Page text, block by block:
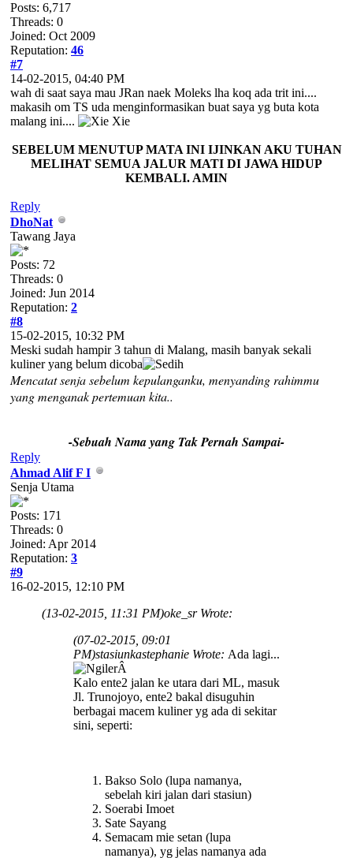
Posts: 6,717
Threads: 0
Joined: Oct 2009
Reputation: 46
#7
14-02-2015, 04:40 PM
wah di saat saya mau JRan naek Moleks lha koq ada trit ini....
makasih om TS uda menginformasikan buat saya yg buta kota
malang ini....
SEBELUM MENUTUP MATA INI IJINKAN AKU TUHAN
MELIHAT SEMUA JALUR MATI DI JAWA HIDUP
KEMBALI. AMIN
Reply
DhoNat
Tawang Jaya
Posts: 72
Threads: 0
Joined: Jun 2014
Reputation: 2
#8
15-02-2015, 10:32 PM
Meski sudah hampir 3 tahun di Malang, masih banyak sekali
kuliner yang belum dicoba
Mencatat senja sebelum kepulanganku, menyanding rahimmu
yang menganak pertemuan kita..
-Sebuah Nama yang Tak Pernah Sampai-
Reply
Ahmad Alif F I
Senja Utama
Posts: 171
Threads: 0
Joined: Apr 2014
Reputation: 3
#9
16-02-2015, 12:10 PM
(13-02-2015, 11:31 PM)oke_sr Wrote:
(07-02-2015, 09:01
PM)stasiunkastephanie Wrote: Ada lagi...
Â
Kalo ente2 jalan ke utara dari ML, masuk
Jl. Trunojoyo, ente2 bakal disuguhin
berbagai macem kuliner yg ada di sekitar
sini, seperti:
Bakso Solo (lupa namanya,
sebelah kiri jalan dari stasiun)
Soerabi Imoet
Sate Sayang
Semacam mie setan (lupa
namanya), yg jelas namanya ada